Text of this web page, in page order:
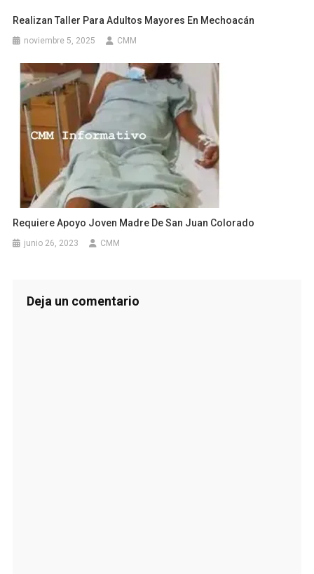
Realizan Taller Para Adultos Mayores En Mechoacán
noviembre 5, 2025 CMM
Requiere Apoyo Joven Madre De San Juan Colorado
junio 26, 2023 CMM
Deja un comentario